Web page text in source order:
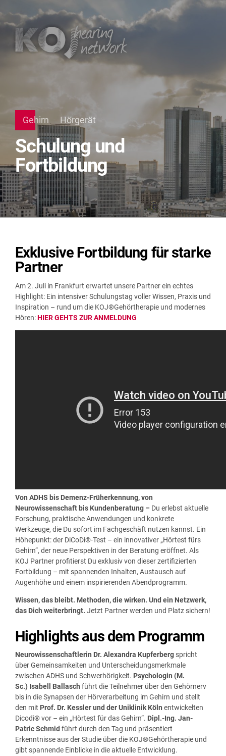
Gehirn Hörgerät
Schulung und
Fortbildung
Exklusive Fortbildung für starke
Partner
Am 2. Juli in Frankfurt erwartet unsere Partner ein echtes
Highlight: Ein intensiver Schulungstag voller Wissen, Praxis und
Inspiration – rund um die KOJ®Gehörtherapie und modernes
Hören:HIER GEHTS ZUR ANMELDUNG
Von ADHS bis Demenz-Früherkennung, von
Neurowissenschaft bis Kundenberatung – Du erlebst aktuelle
Forschung, praktische Anwendungen und konkrete
Werkzeuge, die Du sofort im Fachgeschäft nutzen kannst. Ein
Höhepunkt: der DiCoDi®-Test – ein innovativer „Hörtest fürs
Gehirn“, der neue Perspektiven in der Beratung eröffnet. Als
KOJ Partner profitierst Du exklusiv von dieser zertifizierten
Fortbildung – mit spannenden Inhalten, Austausch auf
Augenhöhe und einem inspirierenden Abendprogramm.
Wissen, das bleibt. Methoden, die wirken. Und ein Netzwerk,
das Dich weiterbringt. Jetzt Partner werden und Platz sichern!
Highlights aus dem Programm
Neurowissenschaftlerin Dr. Alexandra Kupferberg spricht
über Gemeinsamkeiten und Unterscheidungsmerkmale
zwischen ADHS und Schwerhörigkeit. Psychologin (M.
Sc.) Isabell Ballasch führt die Teilnehmer über den Gehörnerv
bis in die Synapsen der Hörverarbeitung im Gehirn und stellt
den mit Prof. Dr. Kessler und der Uniklinik Köln entwickelten
Dicodi® vor – ein „Hörtest für das Gehirn“. Dipl.-Ing. Jan-
Patric Schmid führt durch den Tag und präsentiert
Erkenntnisse aus der Studie über die KOJ®Gehörtherapie und
gibt spannende Einblicke in die aktuelle Entwicklung.